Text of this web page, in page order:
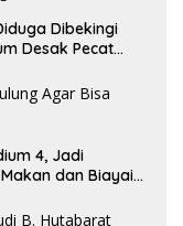
Dibekingi
Desak Pecat
4, Jadi
dan Biayai